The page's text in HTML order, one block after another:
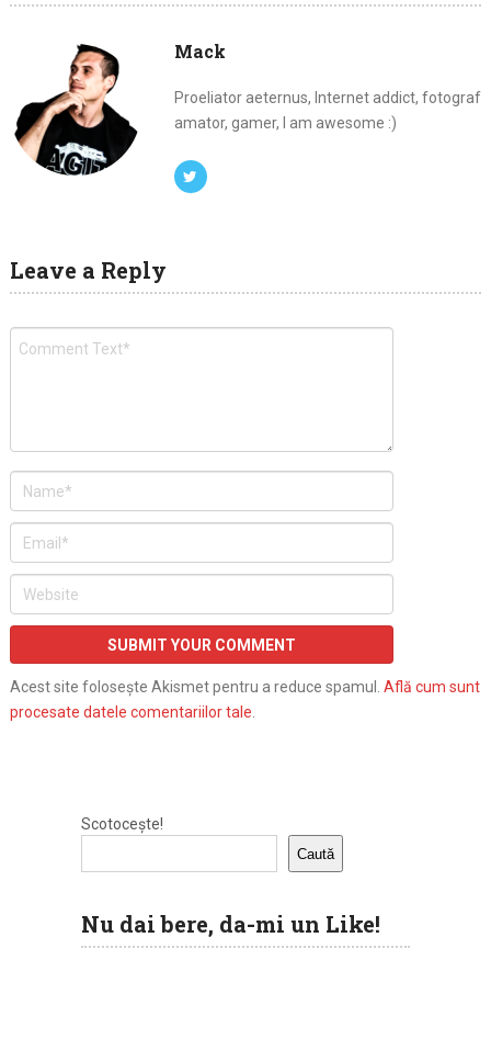
Mack
Proeliator aeternus, Internet addict, fotograf
amator, gamer, I am awesome :)
Leave a Reply
Acest site folosește Akismet pentru a reduce spamul. Află cum sunt
procesate datele comentariilor tale.
Scotocește!
Caută
Nu dai bere, da-mi un Like!